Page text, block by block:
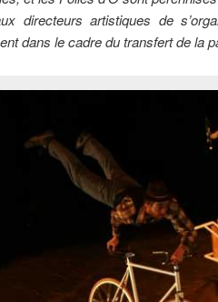
directeurs artistiques de
dans le cadre du transfert de la